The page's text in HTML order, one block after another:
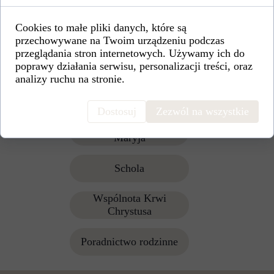
Poradnictwo rodzinne
Wspólnota Krwi
Chrystusa
Schola
Koło przyjaciół Radia
Maryja
Ministranci
Siostry Orionistki
Cookies to małe pliki danych, które są
przechowywane na Twoim urządzeniu podczas
przeglądania stron internetowych. Używamy ich do
poprawy działania serwisu, personalizacji treści, oraz
analizy ruchu na stronie.
Dostosuj Zezwól na wszystkie